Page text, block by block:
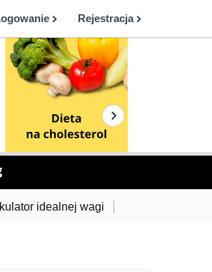
Rejestracja
idealnej wagi